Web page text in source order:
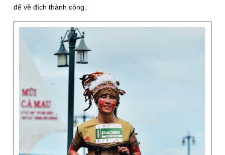
để về đích thành công.